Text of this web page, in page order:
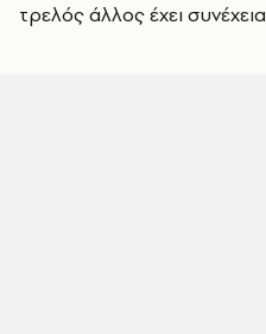
τρελός άλλος έχει